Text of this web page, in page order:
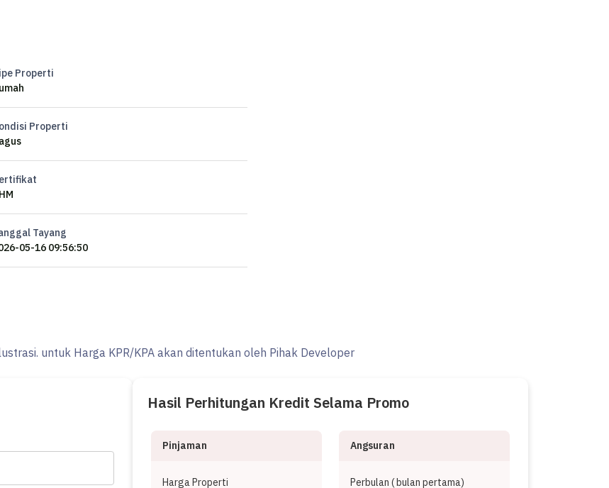
Properti
Properti
Tayang
05-16 09:56:50
untuk Harga KPR/KPA akan ditentukan oleh Pihak Developer
Hasil Perhitungan Kredit Selama Promo
Pinjaman
Harga Properti
Angsuran
Perbulan (bulan pertama)